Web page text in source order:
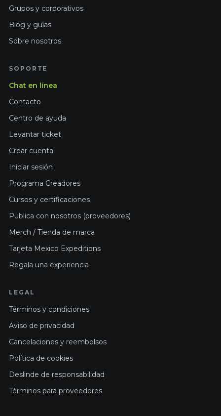
Grupos y corporativos
Blog y guías
Sobre nosotros
SOPORTE
Chat en línea
Contacto
Centro de ayuda
Levantar ticket
Crear cuenta
Iniciar sesión
Programa Creadores
Cursos y certificaciones
Publica con nosotros (proveedores)
Merch / Tienda de marca
Tarjeta Mexico Expeditions
Regala una experiencia
LEGAL
Términos y condiciones
Aviso de privacidad
Cancelaciones y reembolsos
Política de cookies
Deslinde de responsabilidad
Términos para proveedores